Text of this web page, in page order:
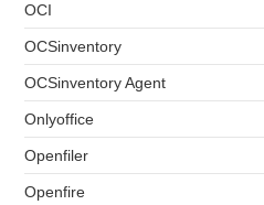
OCI
OCSinventory
OCSinventory Agent
Onlyoffice
Openfiler
Openfire